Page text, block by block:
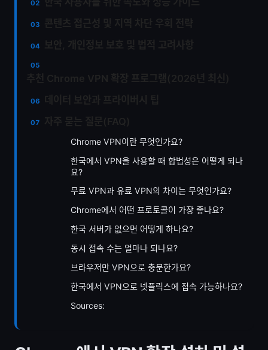
Chrome VPN이란 무엇인가요?
한국에서 VPN을 사용할 때 합법성은 어떻게 되나
요?
무료 VPN과 유료 VPN의 차이는 무엇인가요?
Chrome에서 어떤 프로토콜이 가장 좋나요?
한국 서버가 없으면 어떻게 하나요?
동시 접속 수는 얼마나 되나요?
브라우저만 VPN으로 충분한가요?
한국에서 VPN으로 넷플릭스에 접속 가능하나요?
Sources: